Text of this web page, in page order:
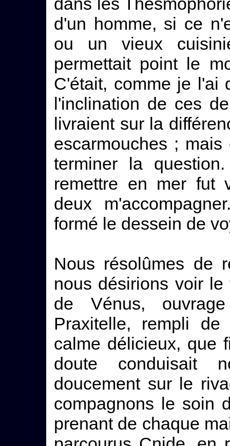
d'un homme, si ce
ou un vieux
permettait point le
C'était, comme je l'ai
l'inclination de ces
livraient sur la
escarmouches ;
terminer la
remettre en mer fut
deux
formé le dessein de
Nous résolûmes de
nous désirions voir
de Vénus,
Praxitelle, rempli
calme délicieux, que
doute conduisait
doucement sur le
compagnons le soin
prenant de chaque